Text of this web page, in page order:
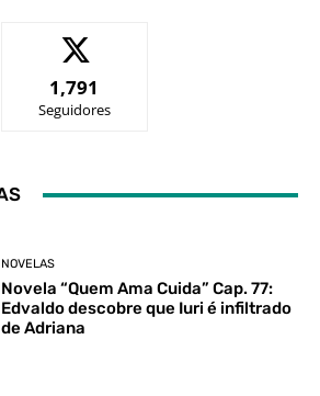
1,791
Seguidores
NOVELAS
Novela “Quem Ama Cuida” Cap. 77:
Edvaldo descobre que Iuri é infiltrado
de Adriana